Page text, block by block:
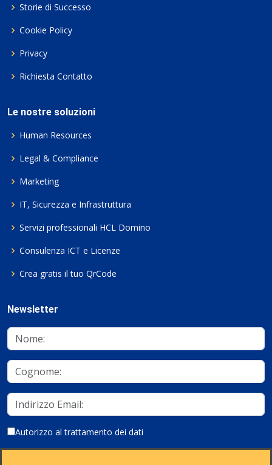
Storie di Successo
Cookie Policy
Privacy
Richiesta Contatto
Le nostre soluzioni
Human Resources
Legal & Compliance
Marketing
IT, Sicurezza e Infrastruttura
Servizi professionali HCL Domino
Consulenza ICT e Licenze
Crea gratis il tuo QrCode
Newsletter
Autorizzo al trattamento dei dati